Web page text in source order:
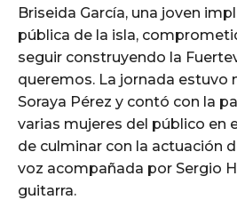
Briseida García, una joven
pública de la isla,
seguir construyendo la
queremos. La jornada estuvo
Soraya Pérez y contó con la
varias mujeres del público en
de culminar con la actuación
voz acompañada por Sergio
guitarra.